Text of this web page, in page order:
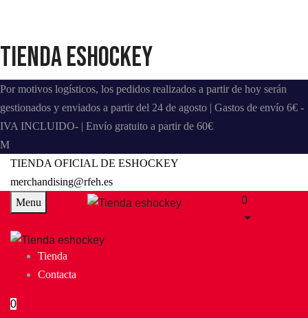
Tienda eshockey
Por motivos logísticos, los pedidos realizados a partir de hoy serán
gestionados y enviados a partir del 24 de agosto | Gastos de envío 6€ -
IVA INCLUIDO- | Envío gratuito a partir de 60€
TIENDA OFICIAL DE ESHOCKEY
merchandising@rfeh.es
Menu
0
Tienda
Contacta
0